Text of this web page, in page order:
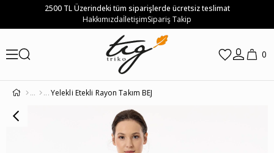
2500 TL Üzerindeki tüm siparişlerde ücretsiz teslimat
HakkımızdaİletişimSipariş Takip
0
Yelekli Etekli Rayon Takım BEJ